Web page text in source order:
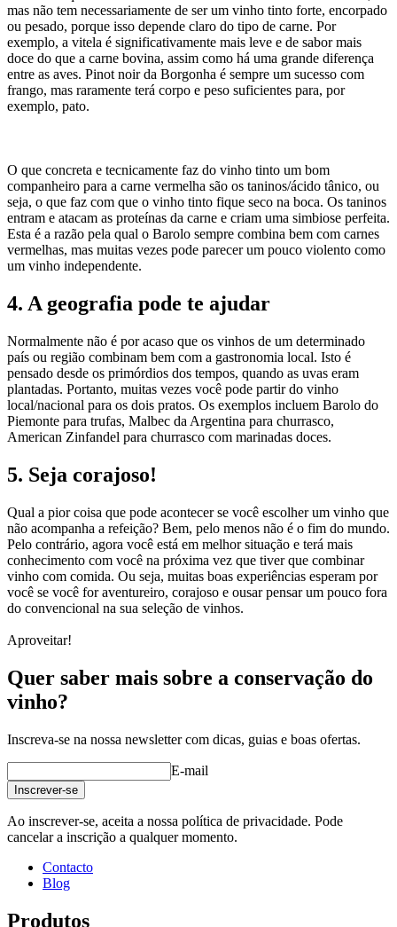
mas não tem necessariamente de ser um vinho tinto forte, encorpado
ou pesado, porque isso depende claro do tipo de carne. Por
exemplo, a vitela é significativamente mais leve e de sabor mais
doce do que a carne bovina, assim como há uma grande diferença
entre as aves. Pinot noir da Borgonha é sempre um sucesso com
frango, mas raramente terá corpo e peso suficientes para, por
exemplo, pato.
O que concreta e tecnicamente faz do vinho tinto um bom
companheiro para a carne vermelha são os taninos/ácido tânico, ou
seja, o que faz com que o vinho tinto fique seco na boca. Os taninos
entram e atacam as proteínas da carne e criam uma simbiose perfeita.
Esta é a razão pela qual o Barolo sempre combina bem com carnes
vermelhas, mas muitas vezes pode parecer um pouco violento como
um vinho independente.
4. A geografia pode te ajudar
Normalmente não é por acaso que os vinhos de um determinado
país ou região combinam bem com a gastronomia local. Isto é
pensado desde os primórdios dos tempos, quando as uvas eram
plantadas. Portanto, muitas vezes você pode partir do vinho
local/nacional para os dois pratos. Os exemplos incluem Barolo do
Piemonte para trufas, Malbec da Argentina para churrasco,
American Zinfandel para churrasco com marinadas doces.
5. Seja corajoso!
Qual a pior coisa que pode acontecer se você escolher um vinho que
não acompanha a refeição? Bem, pelo menos não é o fim do mundo.
Pelo contrário, agora você está em melhor situação e terá mais
conhecimento com você na próxima vez que tiver que combinar
vinho com comida. Ou seja, muitas boas experiências esperam por
você se você for aventureiro, corajoso e ousar pensar um pouco fora
do convencional na sua seleção de vinhos.
Aproveitar!
Quer saber mais sobre a conservação do
vinho?
Inscreva-se na nossa newsletter com dicas, guias e boas ofertas.
E-mail
Inscrever-se
Ao inscrever-se, aceita a nossa política de privacidade. Pode
cancelar a inscrição a qualquer momento.
Contacto
Blog
Produtos